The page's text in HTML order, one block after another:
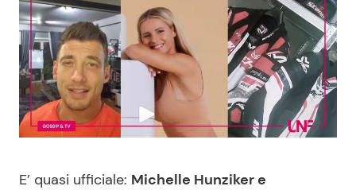
News Spettacolo
Benessere
Casa
Cucina e Ricette
Consigli di Cucina
E’ quasi ufficiale: Michelle Hunziker e